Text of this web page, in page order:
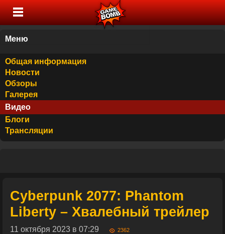
Меню
Общая информация
Новости
Обзоры
Галерея
Видео
Блоги
Трансляции
Cyberpunk 2077: Phantom
Liberty – Хвалебный трейлер
11 октября 2023 в 07:29 2362